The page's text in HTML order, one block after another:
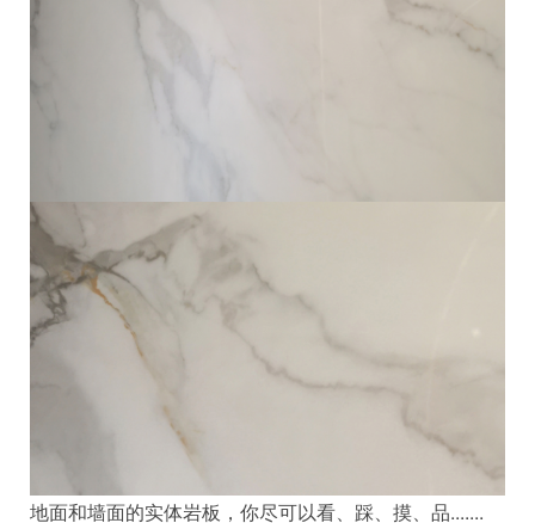
地面和墙面的实体岩板，你尽可以看、踩、摸、品.......